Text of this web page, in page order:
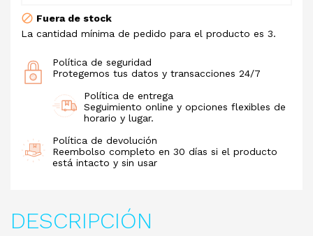
Fuera de stock
La cantidad mínima de pedido para el producto es 3.
Política de seguridad
Protegemos tus datos y transacciones 24/7
Política de entrega
Seguimiento online y opciones flexibles de
horario y lugar.
Política de devolución
Reembolso completo en 30 días si el producto
está intacto y sin usar
DESCRIPCIÓN